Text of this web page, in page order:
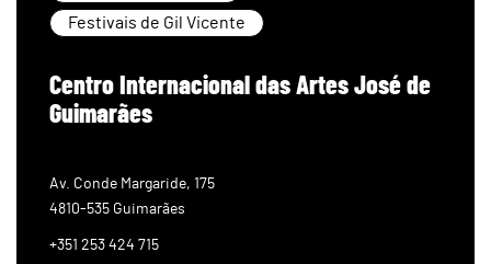
Festivais de Gil Vicente
Centro Internacional das Artes José de
Guimarães
Av. Conde Margaride, 175
4810-535 Guimarães
+351 253 424 715